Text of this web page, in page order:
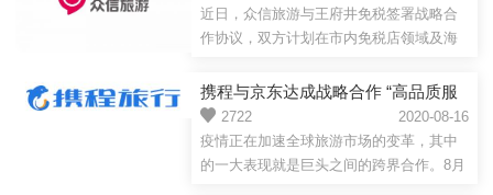
近日，众信旅游与王府井免税签署战略合
作协议，双方计划在市内免税店领域及海
助众信旅游已有基础流...
携程与京东达成战略合作 “高品质服
务+优质供应链”价值无限放大2020-08-16
2722
疫情正在加速全球旅游市场的变革，其中
的一大表现就是巨头之间的跨界合作。8月